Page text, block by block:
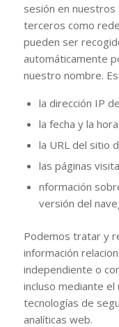
sesión en
terceros como
pueden ser
automáticamente
nuestro nombre.
la dirección IP
la fecha y la
la URL del sitio
las páginas
nformación
versión del
Podemos tratar y
información
independiente o
incluso mediante el
tecnologías de
analíticas web.